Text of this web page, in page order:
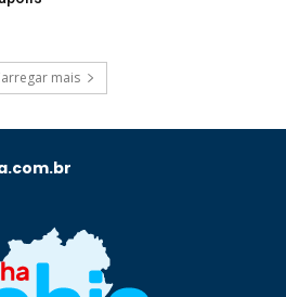
mais